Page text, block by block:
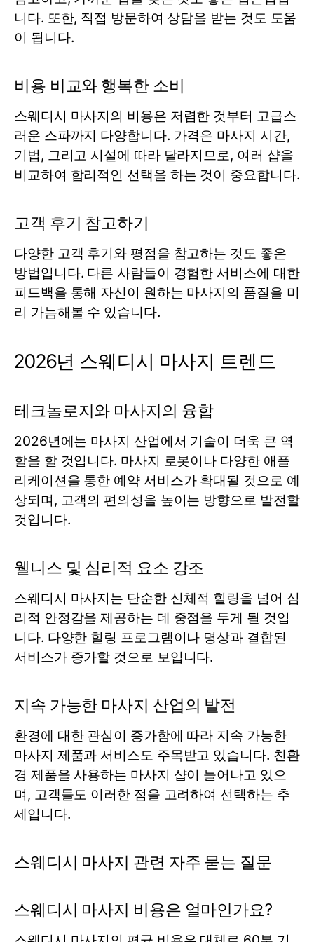
니다. 또한, 직접 방문하여 상담을 받는 것도 도움
이 됩니다.
비용 비교와 행복한 소비
스웨디시 마사지의 비용은 저렴한 것부터 고급스
러운 스파까지 다양합니다. 가격은 마사지 시간,
기법, 그리고 시설에 따라 달라지므로, 여러 샵을
비교하여 합리적인 선택을 하는 것이 중요합니다.
고객 후기 참고하기
다양한 고객 후기와 평점을 참고하는 것도 좋은
방법입니다. 다른 사람들이 경험한 서비스에 대한
피드백을 통해 자신이 원하는 마사지의 품질을 미
리 가늠해볼 수 있습니다.
2026년 스웨디시 마사지 트렌드
테크놀로지와 마사지의 융합
2026년에는 마사지 산업에서 기술이 더욱 큰 역
할을 할 것입니다. 마사지 로봇이나 다양한 애플
리케이션을 통한 예약 서비스가 확대될 것으로 예
상되며, 고객의 편의성을 높이는 방향으로 발전할
것입니다.
웰니스 및 심리적 요소 강조
스웨디시 마사지는 단순한 신체적 힐링을 넘어 심
리적 안정감을 제공하는 데 중점을 두게 될 것입
니다. 다양한 힐링 프로그램이나 명상과 결합된
서비스가 증가할 것으로 보입니다.
지속 가능한 마사지 산업의 발전
환경에 대한 관심이 증가함에 따라 지속 가능한
마사지 제품과 서비스도 주목받고 있습니다. 친환
경 제품을 사용하는 마사지 샵이 늘어나고 있으
며, 고객들도 이러한 점을 고려하여 선택하는 추
세입니다.
스웨디시 마사지 관련 자주 묻는 질문
스웨디시 마사지 비용은 얼마인가요?